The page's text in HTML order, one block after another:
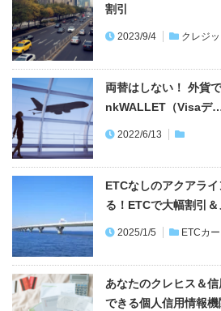
割引
2023/9/4 クレジ
両替はしない！ 外貨
nkWALLET（Visaデ
2022/6/13
ETCなしのアクアラ
る！ETCで大幅割引
2025/1/5 ETCカ
あなたのクレヒス＆
できる個人信用情報